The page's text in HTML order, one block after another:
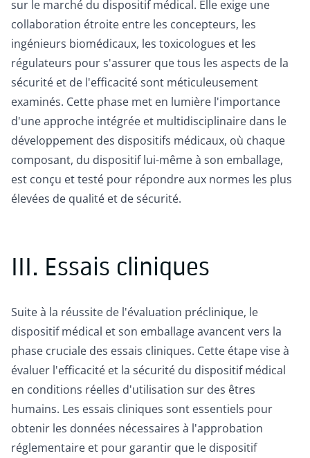
sur le marché du dispositif médical. Elle exige une
collaboration étroite entre les concepteurs, les
ingénieurs biomédicaux, les toxicologues et les
régulateurs pour s'assurer que tous les aspects de la
sécurité et de l'efficacité sont méticuleusement
examinés. Cette phase met en lumière l'importance
d'une approche intégrée et multidisciplinaire dans le
développement des dispositifs médicaux, où chaque
composant, du dispositif lui-même à son emballage,
est conçu et testé pour répondre aux normes les plus
élevées de qualité et de sécurité.
III. Essais cliniques
Suite à la réussite de l'évaluation préclinique, le
dispositif médical et son emballage avancent vers la
phase cruciale des essais cliniques. Cette étape vise à
évaluer l'efficacité et la sécurité du dispositif médical
en conditions réelles d'utilisation sur des êtres
humains. Les essais cliniques sont essentiels pour
obtenir les données nécessaires à l'approbation
réglementaire et pour garantir que le dispositif